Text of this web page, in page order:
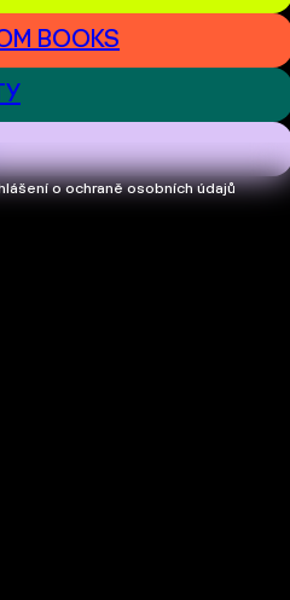
o ochraně osobních údajů
BOOKS